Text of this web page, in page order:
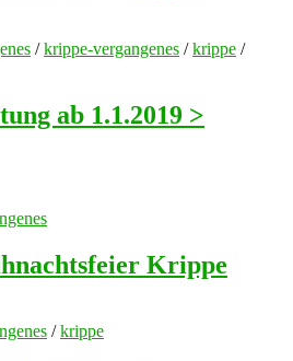
/krippe-vergangenes /krippe /
ab 1.1.2019 >
Krippe
/krippe